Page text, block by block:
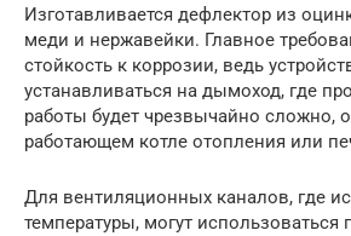
Изготавливается дефлектор из
меди и нержавейки. Главное
стойкость к коррозии, ведь
устанавливаться на дымоход, где
работы будет чрезвычайно сложно,
работающем котле отопления или
Для вентиляционных каналов, где
температуры, могут